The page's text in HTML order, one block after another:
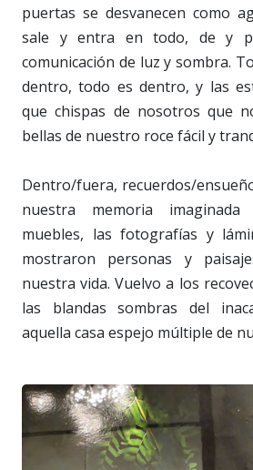
puertas se desvanecen como
sale y entra en todo, de y
comunicación de luz y sombra.
dentro, todo es dentro, y las
que chispas de nosotros que
bellas de nuestro roce fácil y
Dentro/fuera, recuerdos/
nuestra memoria
muebles, las fotografías y
mostraron personas y
nuestra vida. Vuelvo a los
las blandas sombras del
aquella casa espejo múltiple de